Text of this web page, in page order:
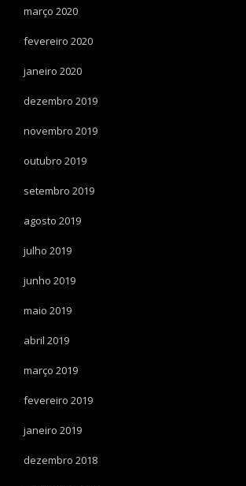
março 2020
fevereiro 2020
janeiro 2020
dezembro 2019
novembro 2019
outubro 2019
setembro 2019
agosto 2019
julho 2019
junho 2019
maio 2019
abril 2019
março 2019
fevereiro 2019
janeiro 2019
dezembro 2018